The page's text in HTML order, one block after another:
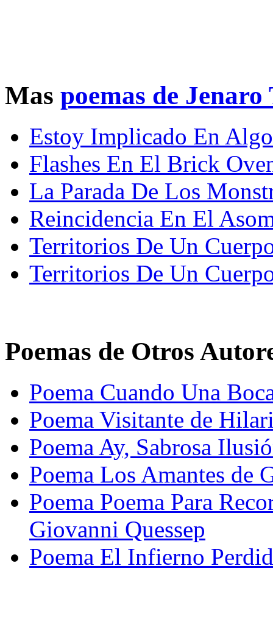
Mas poemas de Jenaro
Estoy Implicado En
Flashes En El Brick
La Parada De Los
Reincidencia En El
Territorios De Un
Territorios De Un
Poemas de Otros
Poema Cuando Una
Poema Visitante de
Poema Ay, Sabrosa
Poema Los Amantes de
Poema Poema Para
Giovanni Quessep
Poema El Infierno